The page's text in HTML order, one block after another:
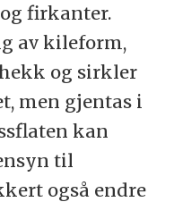
firkanter.
av kileform,
og sirkler
men gjentas i
kan
til
også endre